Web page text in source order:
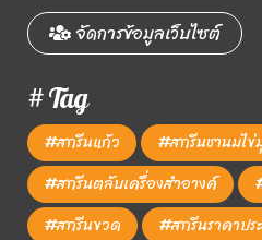
จัดการข้อมูลเว็บไซต์
# Tag
#สกรีนแก้ว #สกรีนชานมไข่
#สกรีนตลับเครื่องสำอางค์
#สกรีนขวด
#สกรีนราคาปร